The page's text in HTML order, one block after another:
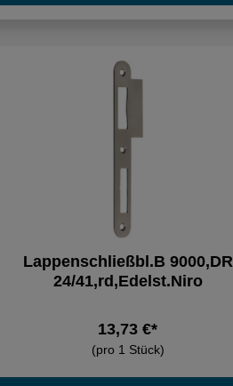
Lappenschließbl.B 9000,DR
24/41,rd,Edelst.Niro
13,73 €*
(pro 1 Stück)